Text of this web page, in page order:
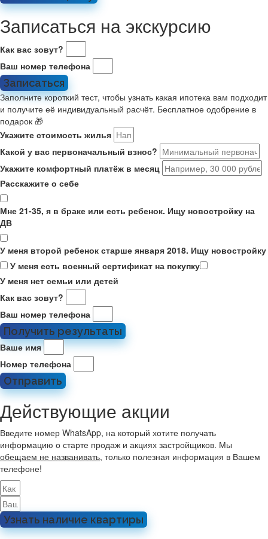
Записаться на экскурсию
Как вас зовут?
Ваш номер телефона
Записаться
Заполните короткий тест, чтобы узнать какая ипотека вам подходит
и получите её индивидуальный расчёт. Бесплатное одобрение в
подарок 🎁
Укажите стоимость жилья
Какой у вас первоначальный взнос?
Укажите комфортный платёж в месяц
Расскажите о себе
Мне 21-35, я в браке или есть ребенок. Ищу новостройку на
ДВ
У меня второй ребенок старше января 2018. Ищу новостройку
У меня есть военный сертификат на покупку
У меня нет семьи или детей
Как вас зовут?
Ваш номер телефона
Получить результаты
Ваше имя
Номер телефона
Отправить
Действующие акции
Введите номер WhatsApp, на который хотите получать
информацию о старте продаж и акциях застройщиков. Мы
обещаем не названивать, только полезная информация в Вашем
телефоне!
Узнать наличие квартиры